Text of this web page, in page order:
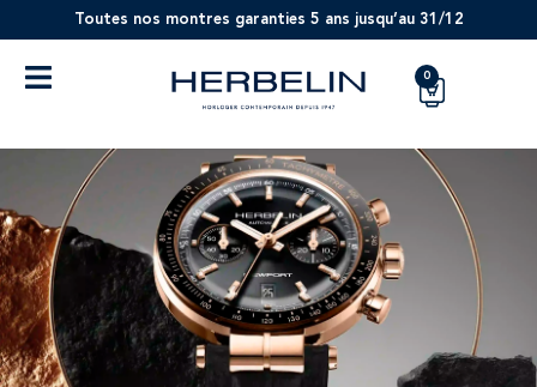
Toutes nos montres garanties 5 ans jusqu’au 31/12
0